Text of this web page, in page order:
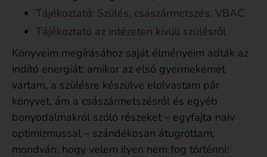
Tájékoztató: Szülés, császármetszés, VBAC
Tájékoztató az intézeten kívüli szülésről
Könyveim megírásához saját élményeim adták az
indító energiát: amikor az első gyermekemet
vártam, a szülésre készülve elolvastam pár
könyvet, ám a császármetszésről és egyéb
bonyodalmakról szóló részeket – egyfajta naiv
optimizmussal – szándékosan átugrottam,
mondván, hogy velem ilyen nem fog történni: